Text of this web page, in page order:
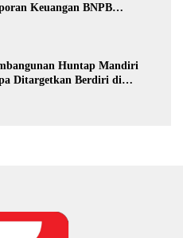
Keuangan BNPB
Huntap Mandiri
Ditargetkan Berdiri di